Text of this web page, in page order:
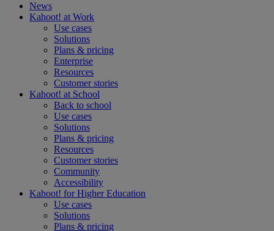
News
Kahoot! at Work
Use cases
Solutions
Plans & pricing
Enterprise
Resources
Customer stories
Kahoot! at School
Back to school
Use cases
Solutions
Plans & pricing
Resources
Customer stories
Community
Accessibility
Kahoot! forHigher Education
Use cases
Solutions
Plans & pricing